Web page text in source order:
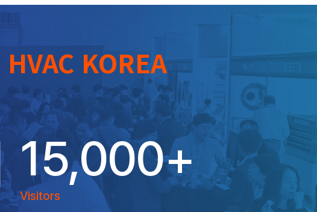
HVAC KOREA
15,000+
Visitors